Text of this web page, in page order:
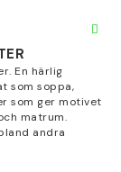
En härlig
som soppa,
som ger motivet
matrum.
andra